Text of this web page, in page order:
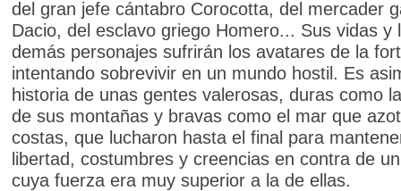
del gran jefe cántabro Corocotta, del mercader
Dacio, del esclavo griego Homero... Sus vidas y
demás personajes sufrirán los avatares de la
intentando sobrevivir en un mundo hostil. Es
historia de unas gentes valerosas, duras como
de sus montañas y bravas como el mar que
costas, que lucharon hasta el final para
libertad, costumbres y creencias en contra de
cuya fuerza era muy superior a la de ellas.